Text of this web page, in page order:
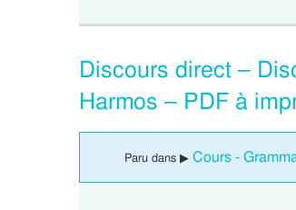
Discours direct –
Harmos – PDF à
Paru dans ▶ Cours -